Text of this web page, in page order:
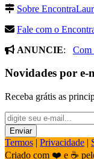
Sobre
Fale com o
ANUNCIE: Com
Novidades por e-
Receba grátis as
Termos | Privacidade |
Criado com ❤️ e ☕